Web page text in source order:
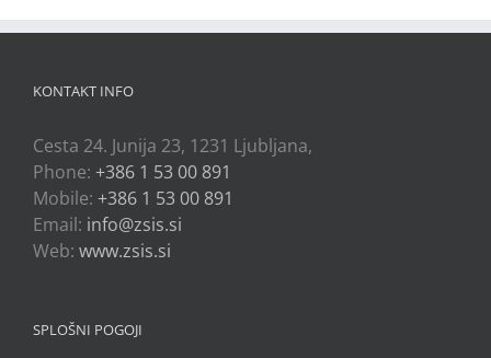
KONTAKT INFO
Cesta 24. Junija 23, 1231 Ljubljana,
Phone: +386 1 53 00 891
Mobile: +386 1 53 00 891
Email: info@zsis.si
Web: www.zsis.si
SPLOŠNI POGOJI